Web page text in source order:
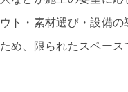
ト・素材選び・設備
め、限られたスペー